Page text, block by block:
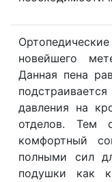
новейшего
Данная пена
давления на
отделов. Тем
комфортный
полными сил
подушки как